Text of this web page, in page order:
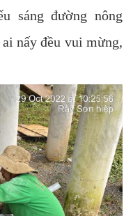
sáng đường nông
nấy đều vui mừng,